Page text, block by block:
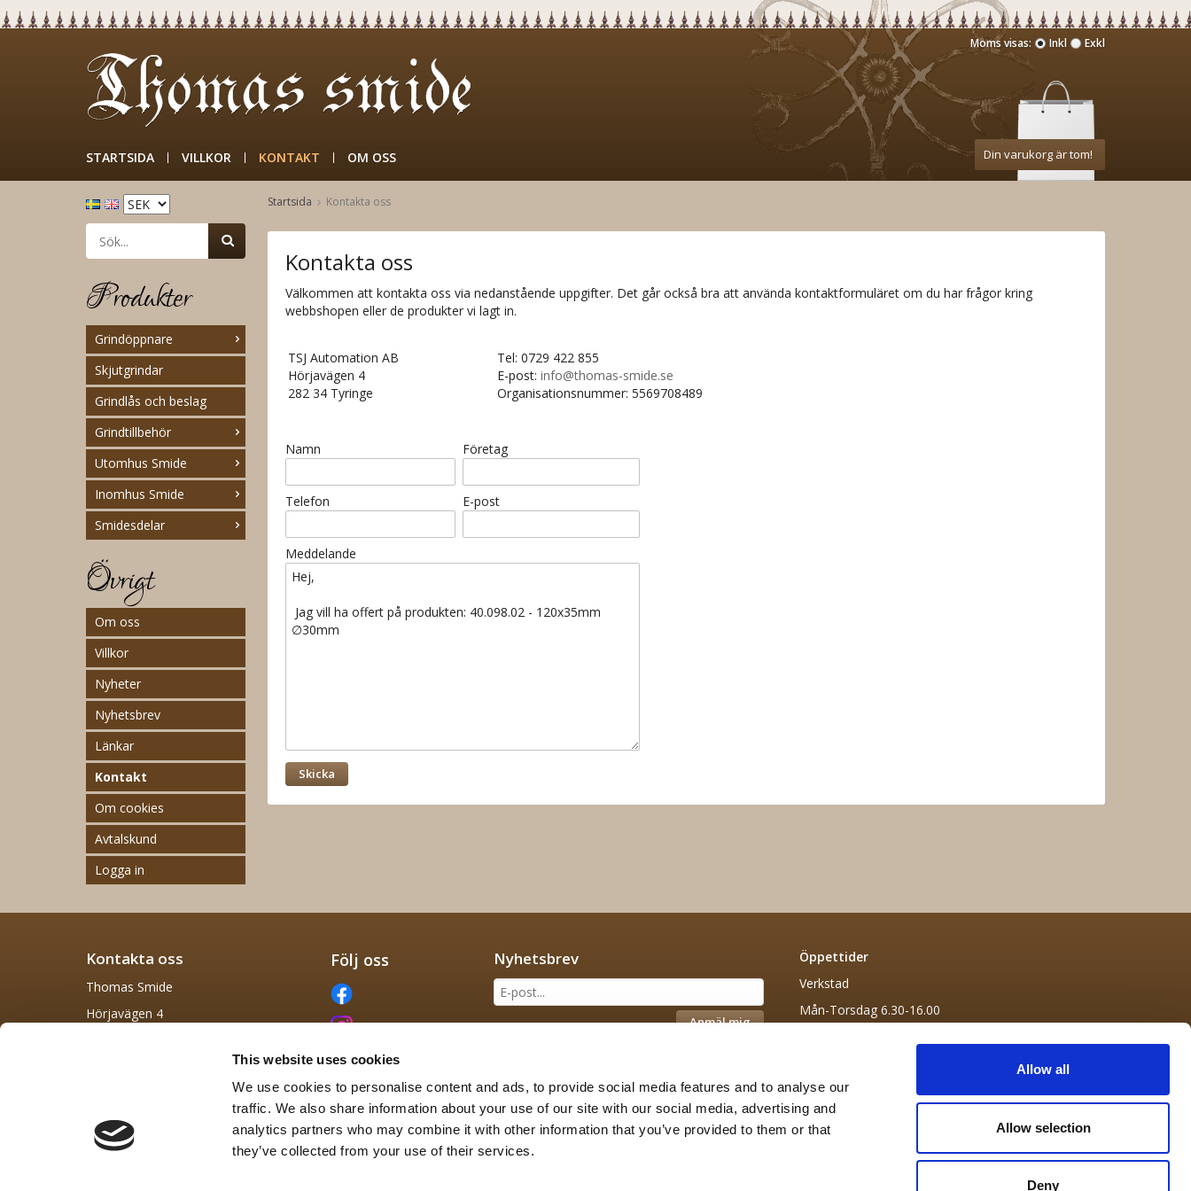
This website uses cookies
We use cookies to personalise content and ads, to provide social media features and to analyse our
traffic. We also share information about your use of our site with our social media, advertising and
analytics partners who may combine it with other information that you’ve provided to them or that
they’ve collected from your use of their services.
Allow all
Allow selection
Deny
STARTSIDA VILLKOR KONTAKT OM OSS Din varukorg är tom!
Moms visas: Inkl Exkl
Produkter
Grindöppnare
Skjutgrindar
Grindlås och beslag
Grindtillbehör
Utomhus Smide
Inomhus Smide
Smidesdelar
Övrigt
Om oss
Villkor
Nyheter
Nyhetsbrev
Länkar
Kontakt
Om cookies
Avtalskund
Logga in
Startsida Kontakta oss
Kontakta oss
Välkommen att kontakta oss via nedanstående uppgifter. Det går också bra att använda kontaktformuläret om du har frågor kring
webbshopen eller de produkter vi lagt in.
TSJ Automation AB
Hörjavägen 4
282 34 Tyringe
Tel: 0729 422 855
E-post: info@thomas-smide.se
Organisationsnummer: 5569708489
Namn Företag
Telefon E-post
Meddelande
Kontakta oss
Thomas Smide
Hörjavägen 4
Följ oss Nyhetsbrev
Anmäl mig
Öppettider
Verkstad
Mån-Torsdag 6.30-16.00